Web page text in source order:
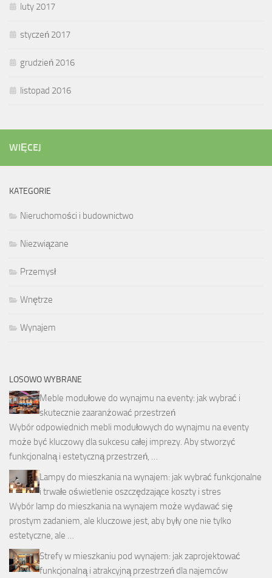
luty 2017
styczeń 2017
grudzień 2016
listopad 2016
WIĘCEJ
KATEGORIE
Nieruchomości i budownictwo
Niezwiązane
Przemysł
Wnętrze
Wynajem
LOSOWO WYBRANE
Meble modułowe do wynajmu na eventy: jak wybrać i
skutecznie zaaranżować przestrzeń
Wybór odpowiednich mebli modułowych do wynajmu na eventy
może być kluczowy dla sukcesu całej imprezy. Aby stworzyć
funkcjonalną i estetyczną przestrzeń, …
Lampy do mieszkania na wynajem: jak wybrać funkcjonalne
i trwałe oświetlenie oszczędzające koszty i stres
Wybór lamp do mieszkania na wynajem może wydawać się
prostym zadaniem, ale kluczowe jest, aby były one nie tylko
estetyczne, ale …
Strefy w mieszkaniu pod wynajem: jak zaprojektować
funkcjonalną i atrakcyjną przestrzeń dla najemców